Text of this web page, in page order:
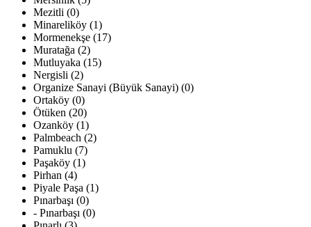
Mezitli (0)
Minareliköy (1)
Mormenekşe (17)
Muratağa (2)
Mutluyaka (15)
Nergisli (2)
Organize Sanayi (Büyük Sanayi) (0)
Ortaköy (0)
Ötüken (20)
Ozanköy (1)
Palmbeach (2)
Pamuklu (7)
Paşaköy (1)
Pirhan (4)
Piyale Paşa (1)
Pınarbaşı (0)
- Pınarbaşı (0)